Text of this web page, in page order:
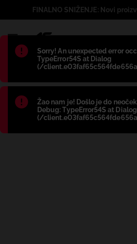
Błąd:
Sorry! An unexpected error
TypeError54S at Dialog
(/
Błąd:
Žao nam je! Došlo je do
Debug: TypeError54S at Dialog
(/
FINALNO SNIŽENJE: Novi